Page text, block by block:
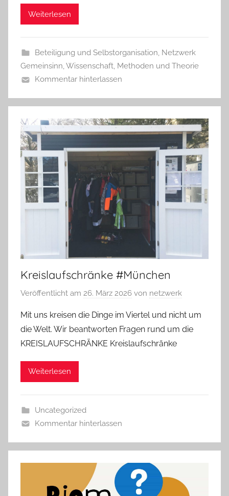
Weiterlesen
Beteiligung und Selbstorganisation, Netzwerk
Gemeinsinn,Wissenschaft, Methoden und Theorie
Kommentar hinterlassen
Kreislaufschränke #München
Veröffentlicht am 26. März 2026 von netzwerk
Mit uns kreisen die Dinge im Viertel und nicht um
die Welt. Wir beantworten Fragen rund um die
KREISLAUFSCHRÄNKE Kreislaufschränke
Weiterlesen
Uncategorized
Kommentar hinterlassen